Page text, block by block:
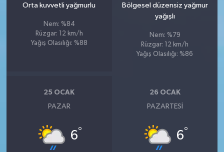
Orta kuvvetli yağmurlu
Nem: %84
Rüzgar: 12 km/h
Yağış Olasılığı: %88
Bölgesel düzensiz yağmur
yağışlı
Nem: %79
Rüzgar: 12 km/h
Yağış Olasılığı: %86
25 OCAK
PAZAR
6°
26 OCAK
PAZARTESI
6°
Trend
TÜRKİYE